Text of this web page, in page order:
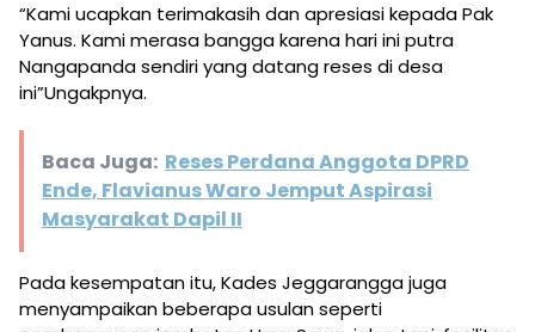
“Kami ucapkan terimakasih dan apresiasi kepada Pak
Yanus. Kami merasa bangga karena hari ini putra
Nangapanda sendiri yang datang reses di desa
ini”Ungakpnya.
Baca Juga: Reses Perdana Anggota DPRD
Ende, Flavianus Waro Jemput Aspirasi
Masyarakat Dapil II
Pada kesempatan itu, Kades Jeggarangga juga
menyampaikan beberapa usulan seperti